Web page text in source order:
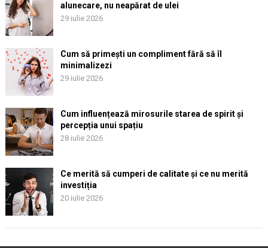
alunecare, nu neapărat de ulei
29 iulie 2026
Cum să primești un compliment fără să îl
minimalizezi
29 iulie 2026
Cum influențează mirosurile starea de spirit și
percepția unui spațiu
28 iulie 2026
Ce merită să cumperi de calitate și ce nu merită
investiția
20 iulie 2026